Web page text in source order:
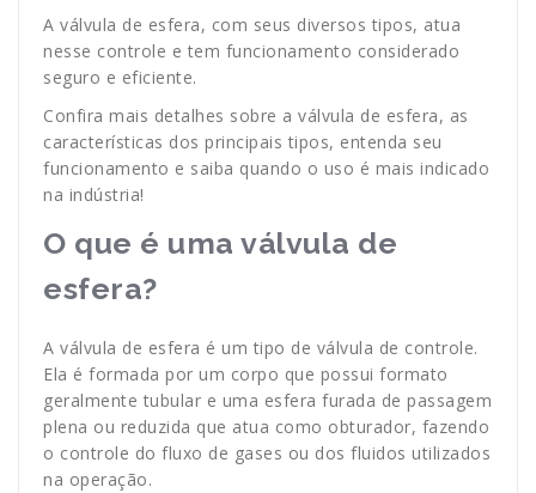
A válvula de esfera, com seus diversos tipos, atua
nesse controle e tem funcionamento considerado
seguro e eficiente.
Confira mais detalhes sobre a válvula de esfera, as
características dos principais tipos, entenda seu
funcionamento e saiba quando o uso é mais indicado
na indústria!
O que é uma válvula de
esfera?
A válvula de esfera é um tipo de válvula de controle.
Ela é formada por um corpo que possui formato
geralmente tubular e uma esfera furada de passagem
plena ou reduzida que atua como obturador, fazendo
o controle do fluxo de gases ou dos fluidos utilizados
na operação.